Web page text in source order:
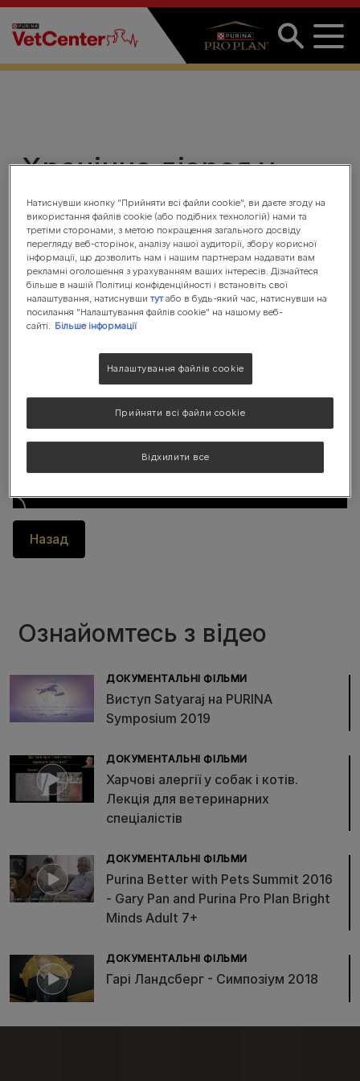
Перейти до основного вмісту
Хронічна діарея у
собак і котів. Лекція
для ветеринарних
спеціалістів
Назад
Ознайомтесь з відео
ДОКУМЕНТАЛЬНІ ФІЛЬМИ
Виступ Satyaraj на PURINA
Symposium 2019
ДОКУМЕНТАЛЬНІ ФІЛЬМИ
Харчові алергії у собак і котів.
Лекція для ветеринарних
спеціалістів
ДОКУМЕНТАЛЬНІ ФІЛЬМИ
Purina Better with Pets Summit 2016
- Gary Pan and Purina Pro Plan Bright
Minds Adult 7+
ДОКУМЕНТАЛЬНІ ФІЛЬМИ
Гарі Ландсберг - Симпозіум 2018
Натиснувши кнопку "Прийняти всі файли cookie", ви даєте згоду на
використання файлів cookie (або подібних технологій) нами та
третіми сторонами, з метою покращення загального досвіду
перегляду веб-сторінок, аналізу нашої аудиторії, збору корисної
інформації, що дозволить нам і нашим партнерам надавати вам
рекламні оголошення з урахуванням ваших інтересів. Дізнайтеся
більше в нашій Політиці конфіденційності і встановіть свої
налаштування, натиснувшитутабо в будь-який час, натиснувши на
посилання "Налаштування файлів cookie" на нашому веб-
сайті. Більше інформації
Налаштування файлів cookie
Відхилити все
Прийняти всі файли cookie